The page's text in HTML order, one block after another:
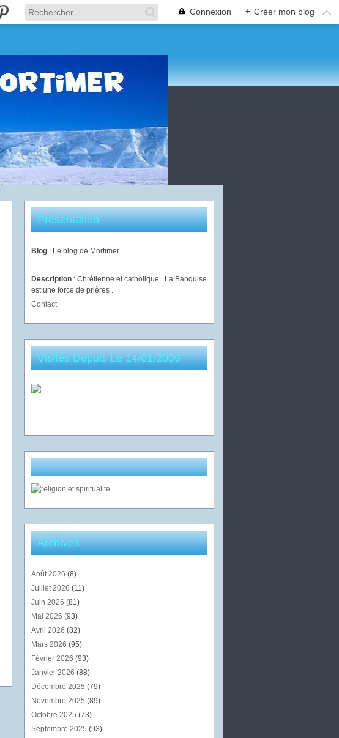
Connexion + Créer mon blog
Présentation
Blog : Le blog de Mortimer
Description : Chrétienne et catholique . La Banquise
est une force de prières .
Contact
Visites Depuis Le 14/01/2009
Archives
Août 2026 (8)
Juillet 2026 (11)
Juin 2026 (81)
Mai 2026 (93)
Avril 2026 (82)
Mars 2026 (95)
Février 2026 (93)
Janvier 2026 (88)
Décembre 2025 (79)
Novembre 2025 (89)
Octobre 2025 (73)
Septembre 2025 (93)